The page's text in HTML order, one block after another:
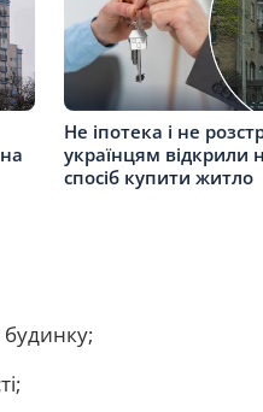
Не іпотека і не
українцям відкрили
спосіб купити житло